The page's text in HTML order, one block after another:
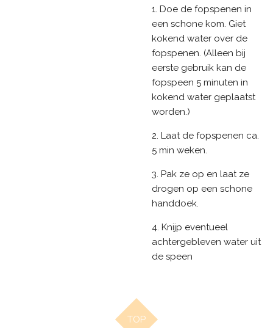
1. Doe de fopspenen in
een schone kom. Giet
kokend water over de
fopspenen. (Alleen bij
eerste gebruik kan de
fopspeen 5 minuten in
kokend water geplaatst
worden.)
2. Laat de fopspenen ca.
5 min weken.
3. Pak ze op en laat ze
drogen op een schone
handdoek.
4. Knijp eventueel
achtergebleven water uit
de speen
TOP